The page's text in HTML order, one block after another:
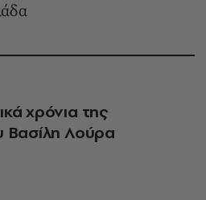
χρόνια της
Βασίλη Λούρα